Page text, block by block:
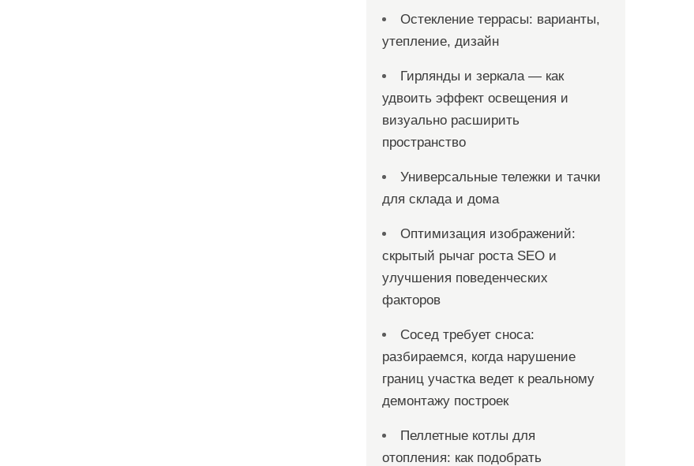
Остекление террасы: варианты,
утепление, дизайн
Гирлянды и зеркала — как
удвоить эффект освещения и
визуально расширить
пространство
Универсальные тележки и тачки
для склада и дома
Оптимизация изображений:
скрытый рычаг роста SEO и
улучшения поведенческих
факторов
Сосед требует сноса:
разбираемся, когда нарушение
границ участка ведет к реальному
демонтажу построек
Пеллетные котлы для
отопления: как подобрать